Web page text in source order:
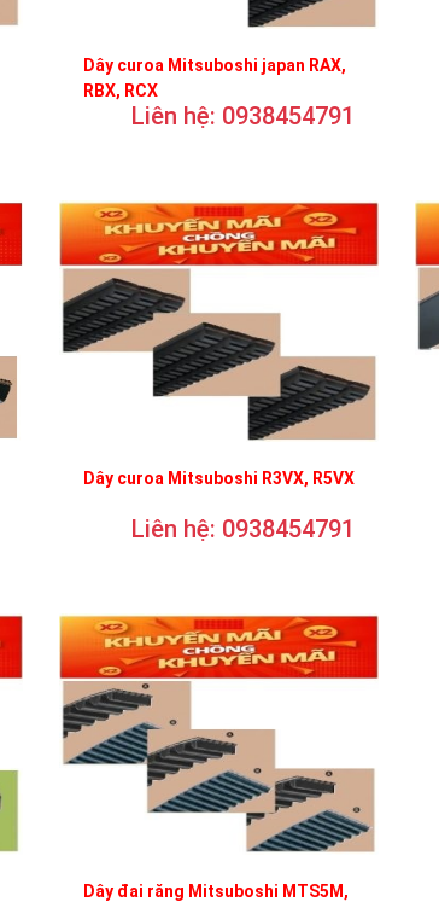
Dây curoa Mitsuboshi japan RAX,
RBX, RCX
Liên hệ: 0938454791
Dây curoa Mitsuboshi R3VX, R5VX
Liên hệ: 0938454791
Dây đai răng Mitsuboshi MTS5M,